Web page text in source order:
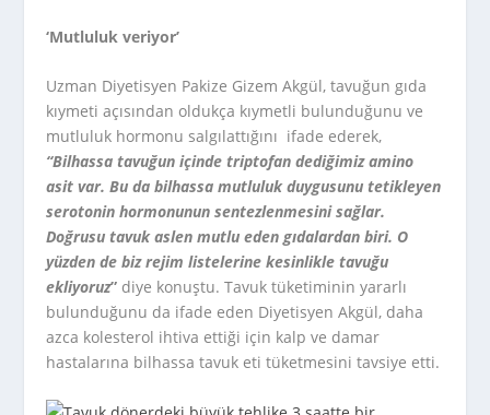
‘Mutluluk veriyor’
Uzman Diyetisyen Pakize Gizem Akgül, tavuğun gıda
kıymeti açısından oldukça kıymetli bulunduğunu ve
mutluluk hormonu salgılattığını ifade ederek,
“Bilhassa tavuğun içinde triptofan dediğimiz amino
asit var. Bu da bilhassa mutluluk duygusunu tetikleyen
serotonin hormonunun sentezlenmesini sağlar.
Doğrusu tavuk aslen mutlu eden gıdalardan biri. O
yüzden de biz rejim listelerine kesinlikle tavuğu
ekliyoruz” diye konuştu. Tavuk tüketiminin yararlı
bulunduğunu da ifade eden Diyetisyen Akgül, daha
azca kolesterol ihtiva ettiği için kalp ve damar
hastalarına bilhassa tavuk eti tüketmesini tavsiye etti.